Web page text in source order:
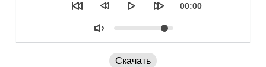
Текущее
00:00
Объем
Скачать